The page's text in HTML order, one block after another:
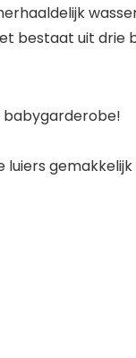
bestaat uit drie
babygarderobe!
luiers